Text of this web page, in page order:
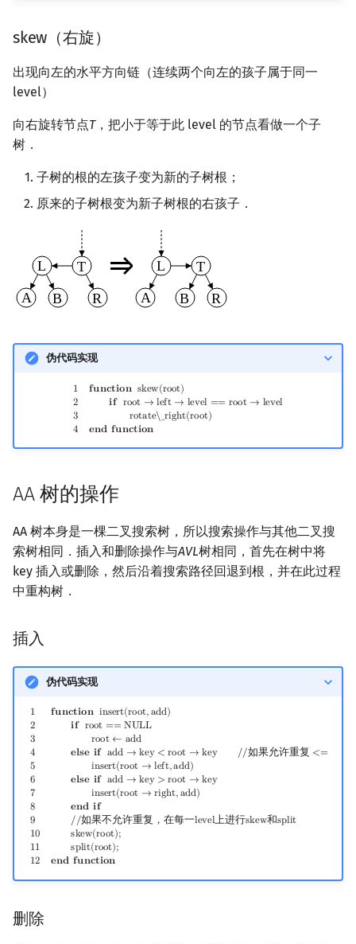
skew（右旋）
出现向左的水平方向链（连续两个向左的孩子属于同一
level）
向右旋转节点T，把小于等于此 level 的节点看做一个子
树．
子树的根的左孩子变为新的子树根；
原来的子树根变为新子树根的右孩子．
伪代码实现
1 𝐟𝐮𝐧𝐜𝐭𝐢𝐨𝐧 skew(root)
2
𝐢𝐟 root → left → level == root → level
3
rotate\_right(root)
4
𝐞𝐧𝐝 𝐟𝐮𝐧𝐜𝐭𝐢𝐨𝐧
skew(root)2ifroot→left→
AA 树的操作
AA 树本身是一棵二叉搜索树，所以搜索操作与其他二叉搜
索树相同．插入和删除操作与AVL树相同，首先在树中将
key 插入或删除，然后沿着搜索路径回退到根，并在此过程
中重构树．
插入
伪代码实现
1 𝐟𝐮𝐧𝐜𝐭𝐢𝐨𝐧 insert(root,add)
2
𝐢𝐟 root == NULL
3
root ← add
4
𝐞𝐥𝐬𝐞 𝐢𝐟 add → key < root → key //如果允许重复 <=
5
insert(root → left,add)
6
𝐞𝐥𝐬𝐞 𝐢𝐟 add → key > root → key
7
insert(root → right,add)
8
𝐞𝐧𝐝 𝐢𝐟
9
//如果不允许重复，在每一level上进行skew和split
10 skew(root);
11 split(root);
12 𝐞𝐧𝐝 𝐟𝐮𝐧𝐜𝐭𝐢𝐨𝐧
functioninsert (root,add)2ifroot
删除